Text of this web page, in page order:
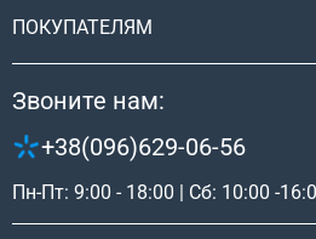
ПОКУПАТЕЛЯМ
Звоните нам:
+38(096)629-06-56
Пн-Пт: 9:00 - 18:00 | Сб: 10:00 -